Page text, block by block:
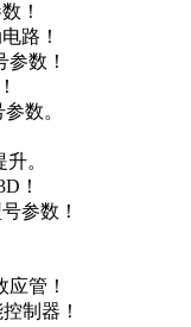
！
路！
数！
数。
。
！
参数！
管！
制器！